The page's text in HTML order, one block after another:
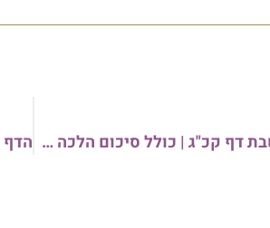
תובנות בדף היומי שבת דף קכ"ג | כולל סיכום הלכה למעשה – מפי הרב משה יפת • האזנה עריבה